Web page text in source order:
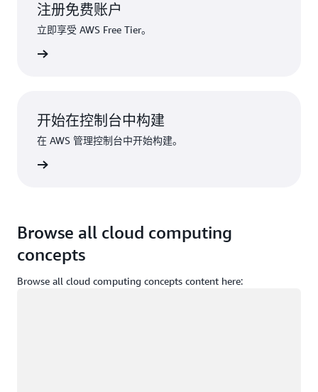
注册免费账户
立即享受 AWS Free Tier。
开始在控制台中构建
在 AWS 管理控制台中开始构建。
Browse all cloud computing
concepts
Browse all cloud computing concepts content here: